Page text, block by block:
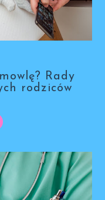
Rady
rodziców